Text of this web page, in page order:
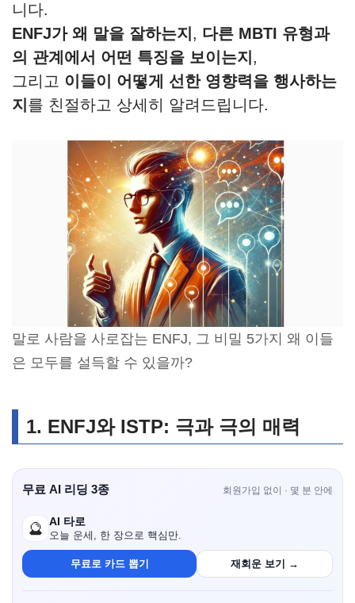
니다.
ENFJ가 왜 말을 잘하는지 , 다른 MBTI 유형과
의 관계에서 어떤 특징을 보이는지 ,
그리고 이들이 어떻게 선한 영향력을 행사하는
지 를 친절하고 상세히 알려드립니다.
말로 사람을 사로잡는 ENFJ, 그 비밀 5가지 왜 이들
은 모두를 설득할 수 있을까?
1. ENFJ와 ISTP: 극과 극의 매력
무료 AI 리딩 3종 회원가입 없이 · 몇 분 안에
🔮 AI 타로
오늘 운세, 한 장으로 핵심만.
무료로 카드 뽑기 재회운 보기 →